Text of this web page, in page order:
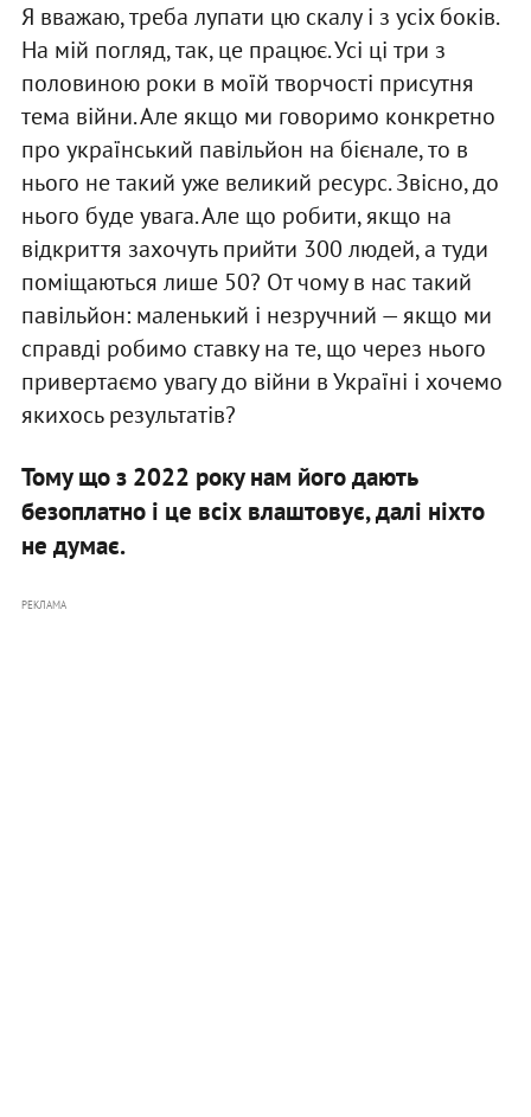
Я вважаю, треба лупати цю скалу і з усіх боків.
На мій погляд, так, це працює. Усі ці три з
половиною роки в моїй творчості присутня
тема війни. Але якщо ми говоримо конкретно
про український павільйон на бієнале, то в
нього не такий уже великий ресурс. Звісно, до
нього буде увага. Але що робити, якщо на
відкриття захочуть прийти 300 людей, а туди
поміщаються лише 50? От чому в нас такий
павільйон: маленький і незручний — якщо ми
справді робимо ставку на те, що через нього
привертаємо увагу до війни в Україні і хочемо
якихось результатів?
Тому що з 2022 року нам його дають
безоплатно і це всіх влаштовує, далі ніхто
не думає.
РЕКЛАМА